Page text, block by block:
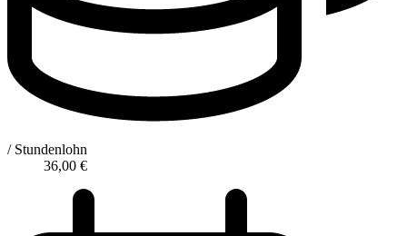
/ Stundenlohn
36,00 €